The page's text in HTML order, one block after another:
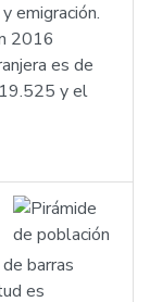
emigración.
2016
es de
y el
barras
es